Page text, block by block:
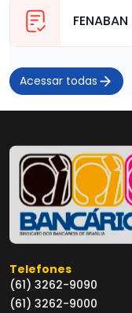
FENABAN
Acessar todas
Telefones
(61) 3262-9090
(61) 3262-9000